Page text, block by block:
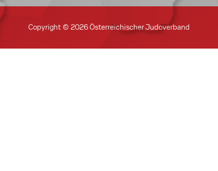
Copyright © 2026 Österreichischer Judoverband